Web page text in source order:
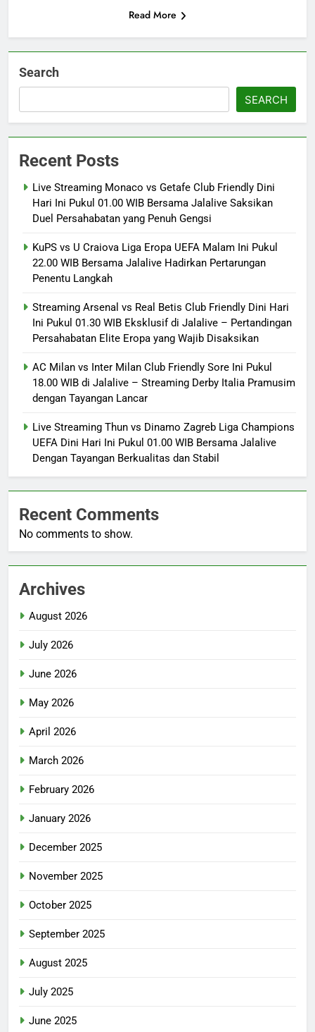
Read More
Search
SEARCH
Recent Posts
Live Streaming Monaco vs Getafe Club Friendly Dini
Hari Ini Pukul 01.00 WIB Bersama Jalalive Saksikan
Duel Persahabatan yang Penuh Gengsi
KuPS vs U Craiova Liga Eropa UEFA Malam Ini Pukul
22.00 WIB Bersama Jalalive Hadirkan Pertarungan
Penentu Langkah
Streaming Arsenal vs Real Betis Club Friendly Dini Hari
Ini Pukul 01.30 WIB Eksklusif di Jalalive – Pertandingan
Persahabatan Elite Eropa yang Wajib Disaksikan
AC Milan vs Inter Milan Club Friendly Sore Ini Pukul
18.00 WIB di Jalalive – Streaming Derby Italia Pramusim
dengan Tayangan Lancar
Live Streaming Thun vs Dinamo Zagreb Liga Champions
UEFA Dini Hari Ini Pukul 01.00 WIB Bersama Jalalive
Dengan Tayangan Berkualitas dan Stabil
Recent Comments
No comments to show.
Archives
August 2026
July 2026
June 2026
May 2026
April 2026
March 2026
February 2026
January 2026
December 2025
November 2025
October 2025
September 2025
August 2025
July 2025
June 2025